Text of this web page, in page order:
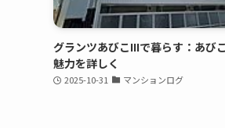
グランツあびこIIIで暮らす：あび
魅力を詳しく
2025-10-31 マンションログ